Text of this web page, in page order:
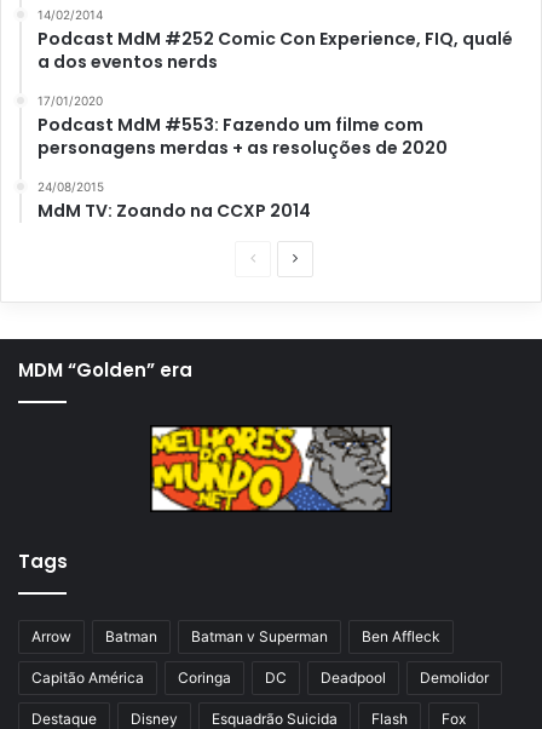
14/02/2014
Podcast MdM #252 Comic Con Experience, FIQ, qualé
a dos eventos nerds
17/01/2020
Podcast MdM #553: Fazendo um filme com
personagens merdas + as resoluções de 2020
24/08/2015
MdM TV: Zoando na CCXP 2014
a
a
n
m
a
p
n
MDM “Golden” era
Tags
Arrow Batman Batman v Superman Ben Affleck
Capitão América Coringa DC Deadpool Demolidor
Destaque Disney Esquadrão Suicida Flash Fox